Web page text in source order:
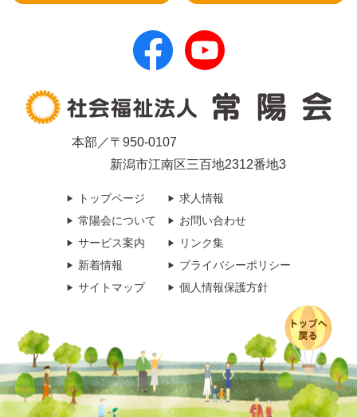
本部／〒950-0107
新潟市江南区三百地2312番地3
トップページ
常陽会について
サービス案内
新着情報
サイトマップ
求人情報
お問い合わせ
リンク集
プライバシーポリシー
個人情報保護方針